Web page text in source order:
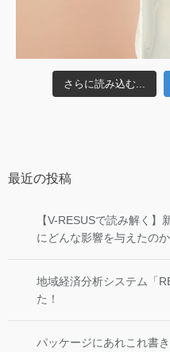
さらに読み込む...
最近の投稿
【V-RESUSで読み解く
にどんな影響を与えたのか
地域経済分析システム「
た！
パッケージにあれこれ書